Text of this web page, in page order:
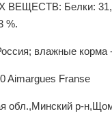
Белки:
%.
влажные корма
Aimargues Franse
обл.,Минский р-